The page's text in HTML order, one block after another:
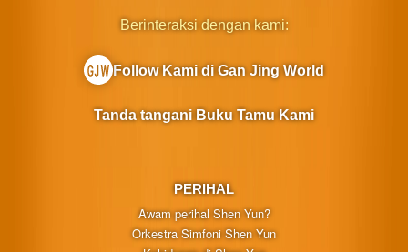
PERIHAL
Awam perihal Shen Yun?
Orkestra Simfoni Shen Yun
Berinteraksi dengan kami:
Follow Kami di Gan Jing World
Tanda tangani Buku Tamu Kami